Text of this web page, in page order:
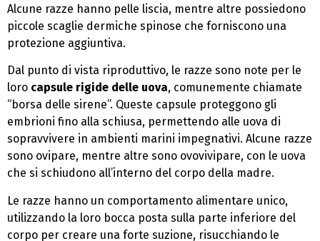
Alcune razze hanno pelle liscia, mentre altre possiedono
piccole scaglie dermiche spinose che forniscono una
protezione aggiuntiva.
Dal punto di vista riproduttivo, le razze sono note per le
loro capsule rigide delle uova, comunemente chiamate
“borsa delle sirene”. Queste capsule proteggono gli
embrioni fino alla schiusa, permettendo alle uova di
sopravvivere in ambienti marini impegnativi. Alcune razze
sono ovipare, mentre altre sono ovovivipare, con le uova
che si schiudono all’interno del corpo della madre.
Le razze hanno un comportamento alimentare unico,
utilizzando la loro bocca posta sulla parte inferiore del
corpo per creare una forte suzione, risucchiando le